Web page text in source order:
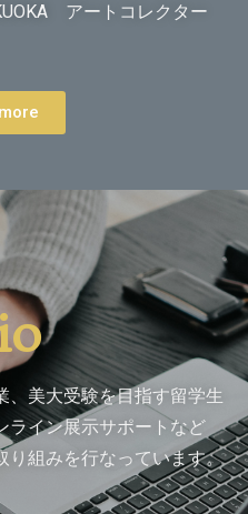
アートコレクター
美大受験を目指す留学生
ライン展示サポートなど
り組みを行なっています。